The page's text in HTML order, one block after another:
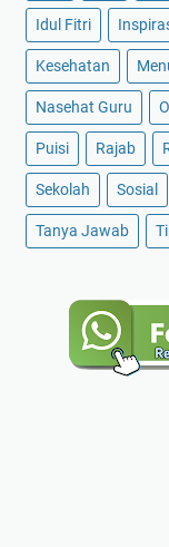
Idul Fitri
Kesehatan
Nasehat Guru
Puisi Rajab
Sekolah Sosial
Tanya Jawab